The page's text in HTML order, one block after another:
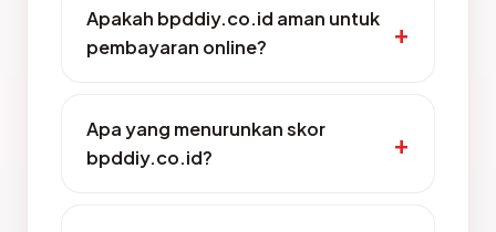
Apakah bpddiy.co.id aman untuk
pembayaran online?
Apa yang menurunkan skor
bpddiy.co.id?